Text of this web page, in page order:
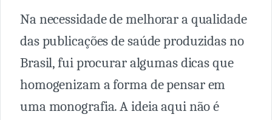
Na necessidade de melhorar a qualidade
das publicações de saúde produzidas no
Brasil, fui procurar algumas dicas que
homogenizam a forma de pensar em
uma monografia. A ideia aqui não é